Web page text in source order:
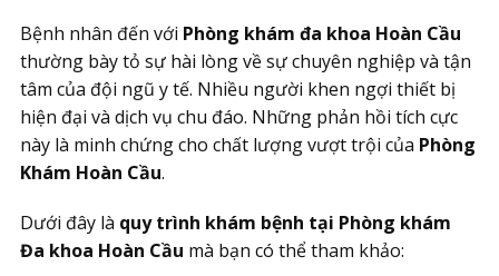
Bệnh nhân đến với Phòng khám đa khoa Hoàn Cầu
thường bày tỏ sự hài lòng về sự chuyên nghiệp và tận
tâm của đội ngũ y tế. Nhiều người khen ngợi thiết bị
hiện đại và dịch vụ chu đáo. Những phản hồi tích cực
này là minh chứng cho chất lượng vượt trội của Phòng
Khám Hoàn Cầu.
Dưới đây là quy trình khám bệnh tại Phòng khám
Đa khoa Hoàn Cầu mà bạn có thể tham khảo: